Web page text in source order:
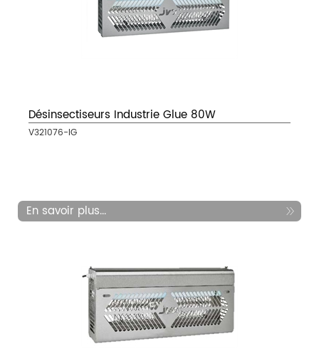
Désinsectiseurs Industrie Glue 80W
V321076-IG
En savoir plus...